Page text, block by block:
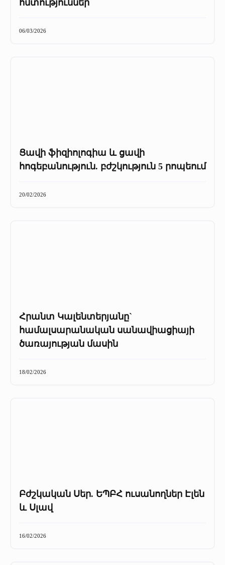
հմտություններ
06/03/2026
Ցավի ֆիզիոլոգիա և ցավի
հոգեբանություն. բժշկություն 5 րոպեում
20/02/2026
Հրանտ Կալենտերյանը`
համալսարանական սանավիացիայի
ծառայության մասին
18/02/2026
Բժշկական Սեր. ԵՊԲՀ ուսանողներ Էլեն
և Սլավ
16/02/2026